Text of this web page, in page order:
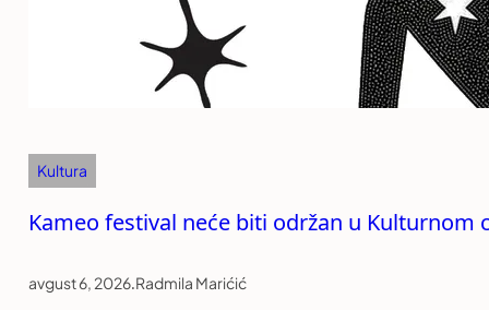
Kultura
Kameo festival neće biti održan u Kulturnom
avgust 6, 2026.Radmila Marićić